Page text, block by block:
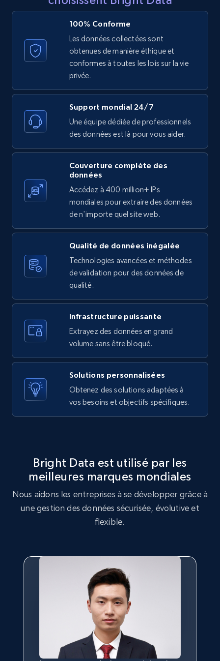
price, and more.
1.9K+ 323+ Essai gratuit
URL, Product id, Listing inventory id, Title, Rating,
Reviews count shop, Reviews count item, Initial
price, and more.
323+ Essai gratuit
Etsy - Collects data from shop's URL
URL, Product id, Listing inventory id, Title, Rating,
price, and more.
1.9K+ 323+ Essai gratuit
Amazon products search
Asin, URL, Name, Sponsored, Initial price, Final
price, Currency, Sold, and more.
181+ Essai gratuit
and more.
URL, Product id, Title, Product description,
Rating, Reviews count, Initial price, Discount,
176+
Target - Discover products by category url
100% Conforme
Les données collectées sont
obtenues de manière éthique et
conformes à toutes les lois sur la vie
privée.
Support mondial 24/7
Une équipe dédiée de professionnels
des données est là pour vous aider.
Couverture complète des
données
Accédez à 400 million+ IPs
mondiales pour extraire des données
de n'importe quel site web.
Qualité de données inégalée
Technologies avancées et méthodes
de validation pour des données de
qualité.
Infrastructure puissante
Extrayez des données en grand
volume sans être bloqué.
Solutions personnalisées
Obtenez des solutions adaptées à
vos besoins et objectifs spécifiques.
Bright Data est utilisé par les
meilleures marques mondiales
Nous aidons les entreprises à se développer grâce à
une gestion des données sécurisée, évolutive et
flexible.